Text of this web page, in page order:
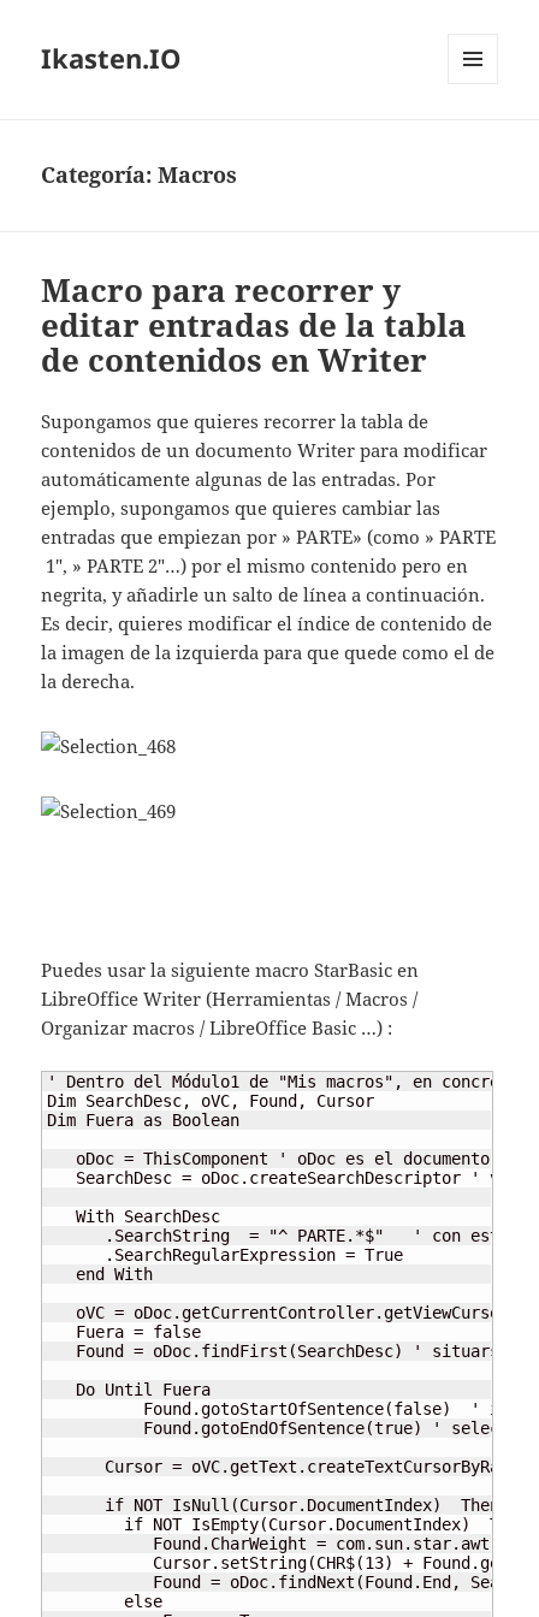
Ikasten.IO
Categoría:Macros
Macro para recorrer y
editar entradas de la tabla
de contenidos en Writer
Supongamos que quieres recorrer la tabla de
contenidos de un documento Writer para modificar
automáticamente algunas de las entradas. Por
ejemplo, supongamos que quieres cambiar las
entradas que empiezan por » PARTE» (como » PARTE
1″, » PARTE 2″…) por el mismo contenido pero en
negrita, y añadirle un salto de línea a continuación.
Es decir, quieres modificar el índice de contenido de
la imagen de la izquierda para que quede como el de
la derecha.
Puedes usar la siguiente macro StarBasic en
LibreOffice Writer (Herramientas / Macros /
Organizar macros / LibreOffice Basic …) :
' Dentro del Módulo1 de "Mis macros", en concreto
Dim SearchDesc, oVC, Found, Cursor
Dim Fuera as Boolean
oDoc = ThisComponent ' oDoc es el documento
SearchDesc = oDoc.createSearchDescriptor '
   With SearchDesc
.SearchString  = "^ PARTE.*$"   ' con esta
      .SearchRegularExpression = True
   end With
oVC = oDoc.getCurrentController.getViewCursor
   Fuera = false
Found = oDoc.findFirst(SearchDesc) ' situarse
   Do Until Fuera
Found.gotoStartOfSentence(false)  ' ir
Cursor =
      if NOT IsNull(Cursor.DocumentIndex)  Then
        if NOT IsEmpty(Cursor.DocumentIndex)  Then
Found.CharWeight =
Found = oDoc.findNext(Found.End,
        else